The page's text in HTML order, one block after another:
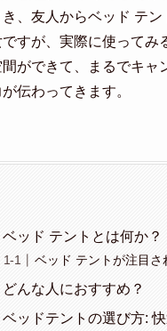
、友人からベッド テ
すが、実際に使って
ができて、まるでキャ
伝わってきます。
ベッド テントとは何か？
ベッド テントが注目さ
どんな人におすすめ？
ベッドテントの選び方: